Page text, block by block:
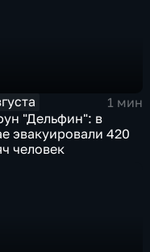
1 мин
"Дельфин": в
эвакуировали 420
человек